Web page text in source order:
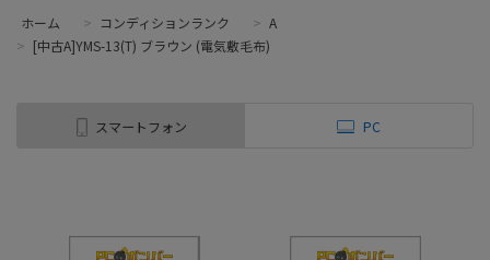
ホーム
> コンディションランク > A
> [中古A]YMS-13(T) ブラウン (電気敷毛布)
スマートフォン PC